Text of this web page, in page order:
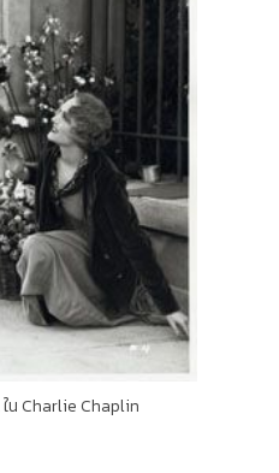
น Charlie Chaplin